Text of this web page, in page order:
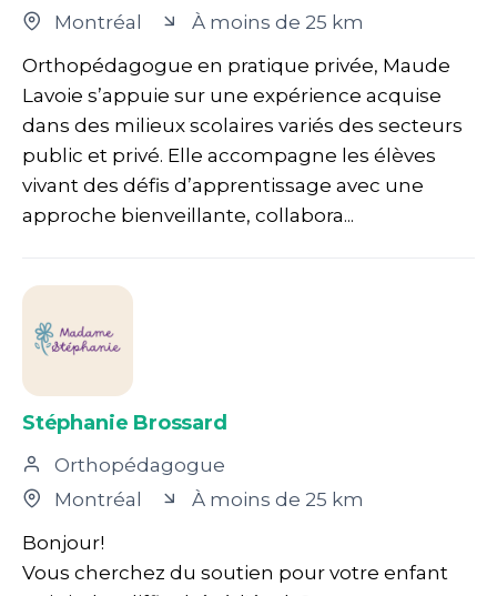
Montréal
À moins de 25 km
Orthopédagogue en pratique privée, Maude
Lavoie s’appuie sur une expérience acquise
dans des milieux scolaires variés des secteurs
public et privé. Elle accompagne les élèves
vivant des défis d’apprentissage avec une
approche bienveillante, collabora...
Stéphanie Brossard
Orthopédagogue
Montréal
À moins de 25 km
Bonjour!
Vous cherchez du soutien pour votre enfant